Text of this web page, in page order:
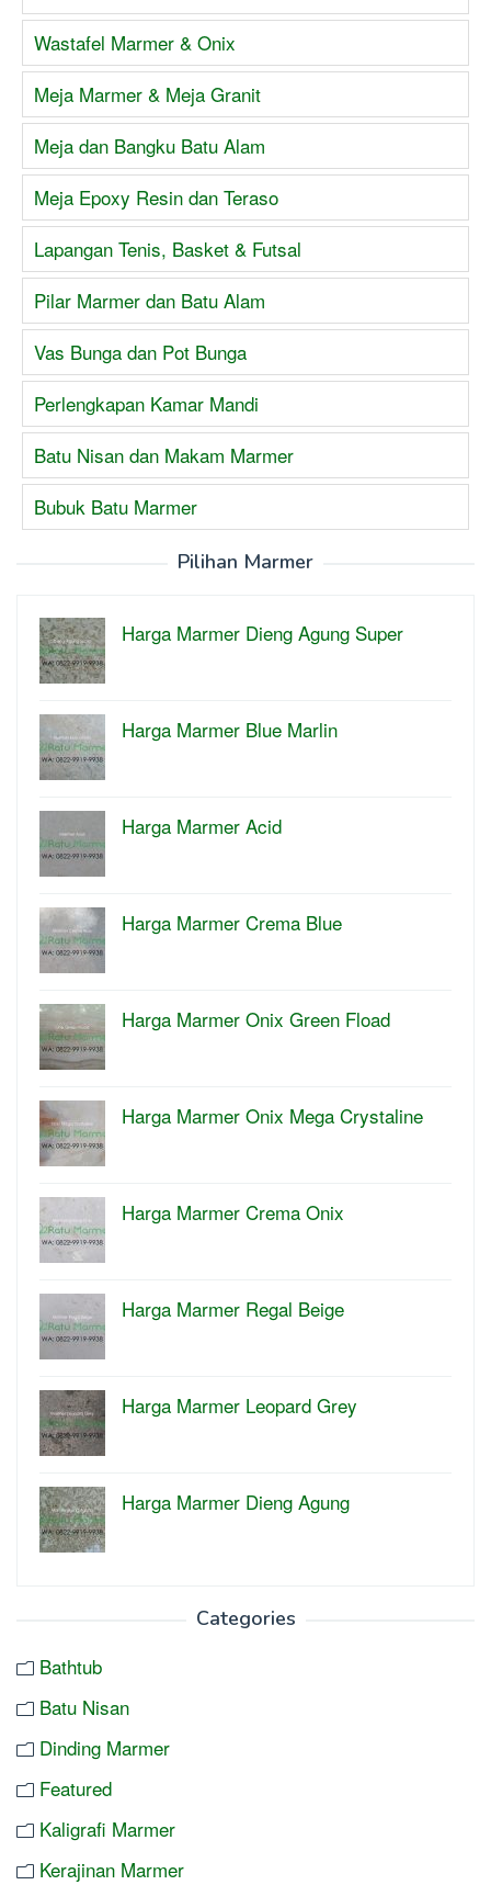
Wastafel Marmer & Onix
Meja Marmer & Meja Granit
Meja dan Bangku Batu Alam
Meja Epoxy Resin dan Teraso
Lapangan Tenis, Basket & Futsal
Pilar Marmer dan Batu Alam
Vas Bunga dan Pot Bunga
Perlengkapan Kamar Mandi
Batu Nisan dan Makam Marmer
Bubuk Batu Marmer
Pilihan Marmer
Harga Marmer Dieng Agung Super
Harga Marmer Blue Marlin
Harga Marmer Acid
Harga Marmer Crema Blue
Harga Marmer Onix Green Fload
Harga Marmer Onix Mega Crystaline
Harga Marmer Crema Onix
Harga Marmer Regal Beige
Harga Marmer Leopard Grey
Harga Marmer Dieng Agung
Categories
Bathtub
Batu Nisan
Dinding Marmer
Featured
Kaligrafi Marmer
Kerajinan Marmer